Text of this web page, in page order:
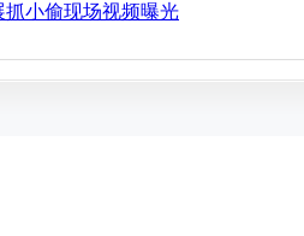
抓小偷现场视频曝光